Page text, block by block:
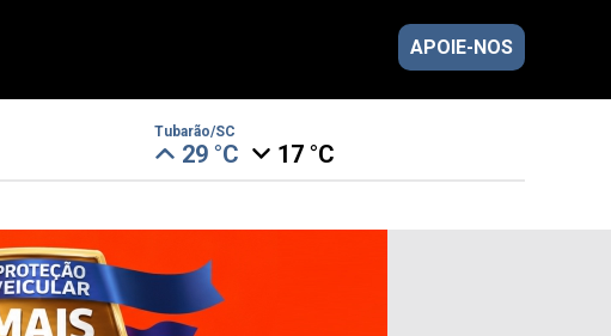
APOIE-NOS
Tubarão/SC
29 °C 17 °C